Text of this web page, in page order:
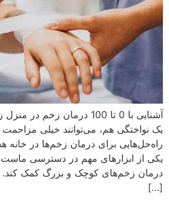
آشنایی با 0 تا 100 درمان
یک نواختگی هم، می‌توانند خیلی مزاحمت
راه‌حل‌هایی برای درمان زخم‌ها در خانه
یکی از ابزارهای مهم در دسترسی ماست
درمان زخم‌های کوچک و بزرگ کمک کند.
[…]